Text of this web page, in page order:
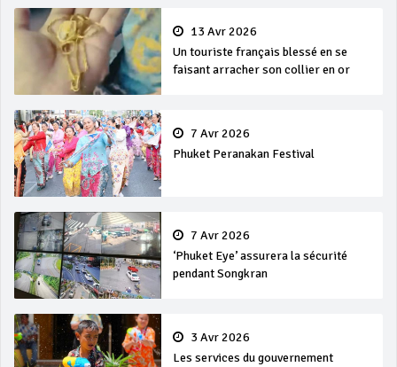
13 Avr 2026
Un touriste français blessé en se
faisant arracher son collier en or
7 Avr 2026
Phuket Peranakan Festival
7 Avr 2026
‘Phuket Eye’ assurera la sécurité
pendant Songkran
3 Avr 2026
Les services du gouvernement